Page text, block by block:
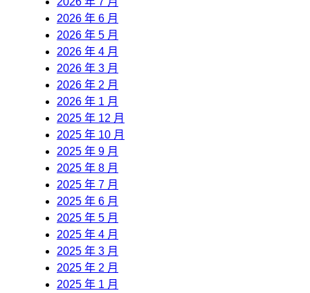
2026 年 6 月
2026 年 5 月
2026 年 4 月
2026 年 3 月
2026 年 2 月
2026 年 1 月
2025 年 12 月
2025 年 10 月
2025 年 9 月
2025 年 8 月
2025 年 7 月
2025 年 6 月
2025 年 5 月
2025 年 4 月
2025 年 3 月
2025 年 2 月
2025 年 1 月